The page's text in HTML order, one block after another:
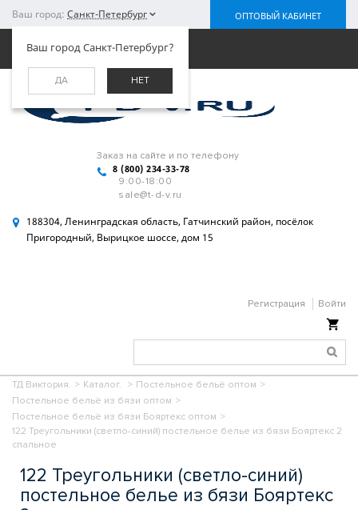
Ваш город: Санкт-Петербург
Ваш город Санкт-Петербург?
ДА НЕТ
ОПТОВЫЙ КАБИНЕТ
Заказ на сайте и по телефону
8 (800) 234-33-78
9:00-18:00
sale@t-d-v.ru
188304, Ленинградская область, Гатчинский район, посёлок
Пригородный, Вырицкое шоссе, дом 15
Регистрация Войти
Меню
ТД Виктория. > Каталог. > Постельное бельё оптом >
Постельное бельё из бязи оптом >
Постельное бельё из бязи Бояртекс оптом >
122 Треугольники (светло-синий) постельное белье из бязи Бояртекс 2
спальное
122 Треугольники (светло-синий)
постельное белье из бязи Бояртекс